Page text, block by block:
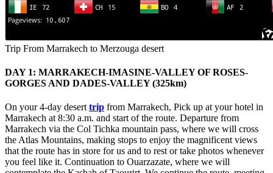
Trip From Marrakech to Merzouga desert
DAY 1: MARRAKECH-IMASINE-VALLEY OF ROSES-
GORGES AND DADES-VALLEY (325km)
On your 4-day desert trip from Marrakech, Pick up at your hotel in
Marrakech at 8:30 a.m. and start of the route. Departure from
Marrakech via the Col Tichka mountain pass, where we will cross
the Atlas Mountains, making stops to enjoy the magnificent views
that the route has in store for us and to rest or take photos whenever
you feel like it. Continuation to Ouarzazate, where we will